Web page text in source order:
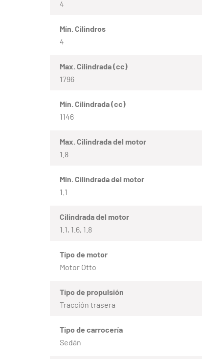
4
Mín. Cilindros
4
Max. Cilindrada (cc)
1796
Mín. Cilindrada (cc)
1146
Max. Cilindrada del motor
1.8
Mín. Cilindrada del motor
1.1
Cilindrada del motor
1.1, 1.6, 1.8
Tipo de motor
Motor Otto
Tipo de propulsión
Tracción trasera
Tipo de carrocería
Sedán